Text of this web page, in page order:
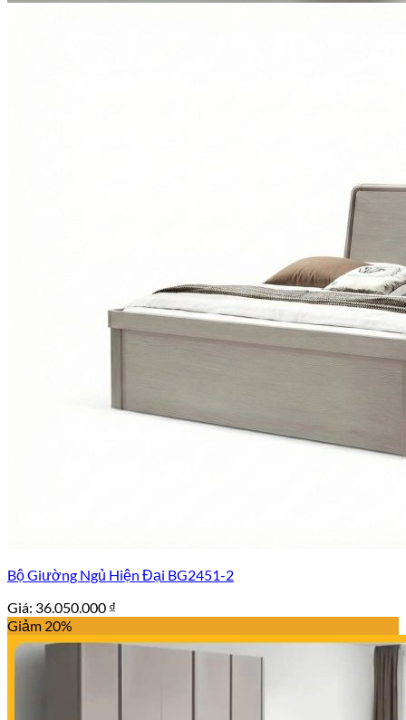
Bộ Giường Ngủ Hiện Đại BG2451-2
Giá: 36.050.000 ₫
Giảm 20%